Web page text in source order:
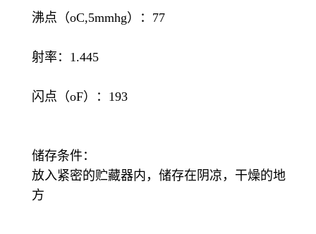
沸点（oC,5mmhg）：77
射率：1.445
闪点（oF）：193
储存条件：
放入紧密的贮藏器内，储存在阴凉，干燥的地
方